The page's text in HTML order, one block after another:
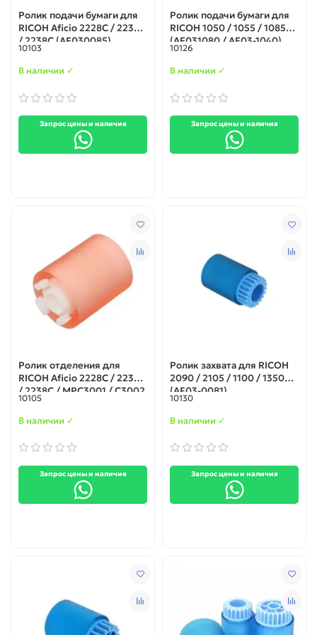
Ролик подачи бумаги для
RICOH Aficio 2228C / 2232C
/ 2238C (AF030085)
10103
В наличии ✓
Запрос цены и наличия
Ролик подачи бумаги для
RICOH 1050 / 1055 / 1085
(AF031080 / AF03-1040)
10126
В наличии ✓
Запрос цены и наличия
Ролик отделения для
RICOH Aficio 2228C / 2232C
/ 2238C / MPC3001 / C3002
/ C3501 / C3502 / C4501 /
C5501 (AF032085)
10105
В наличии ✓
Запрос цены и наличия
Ролик захвата для RICOH
2090 / 2105 / 1100 / 1350
(AF03-0081)
10130
В наличии ✓
Запрос цены и наличия